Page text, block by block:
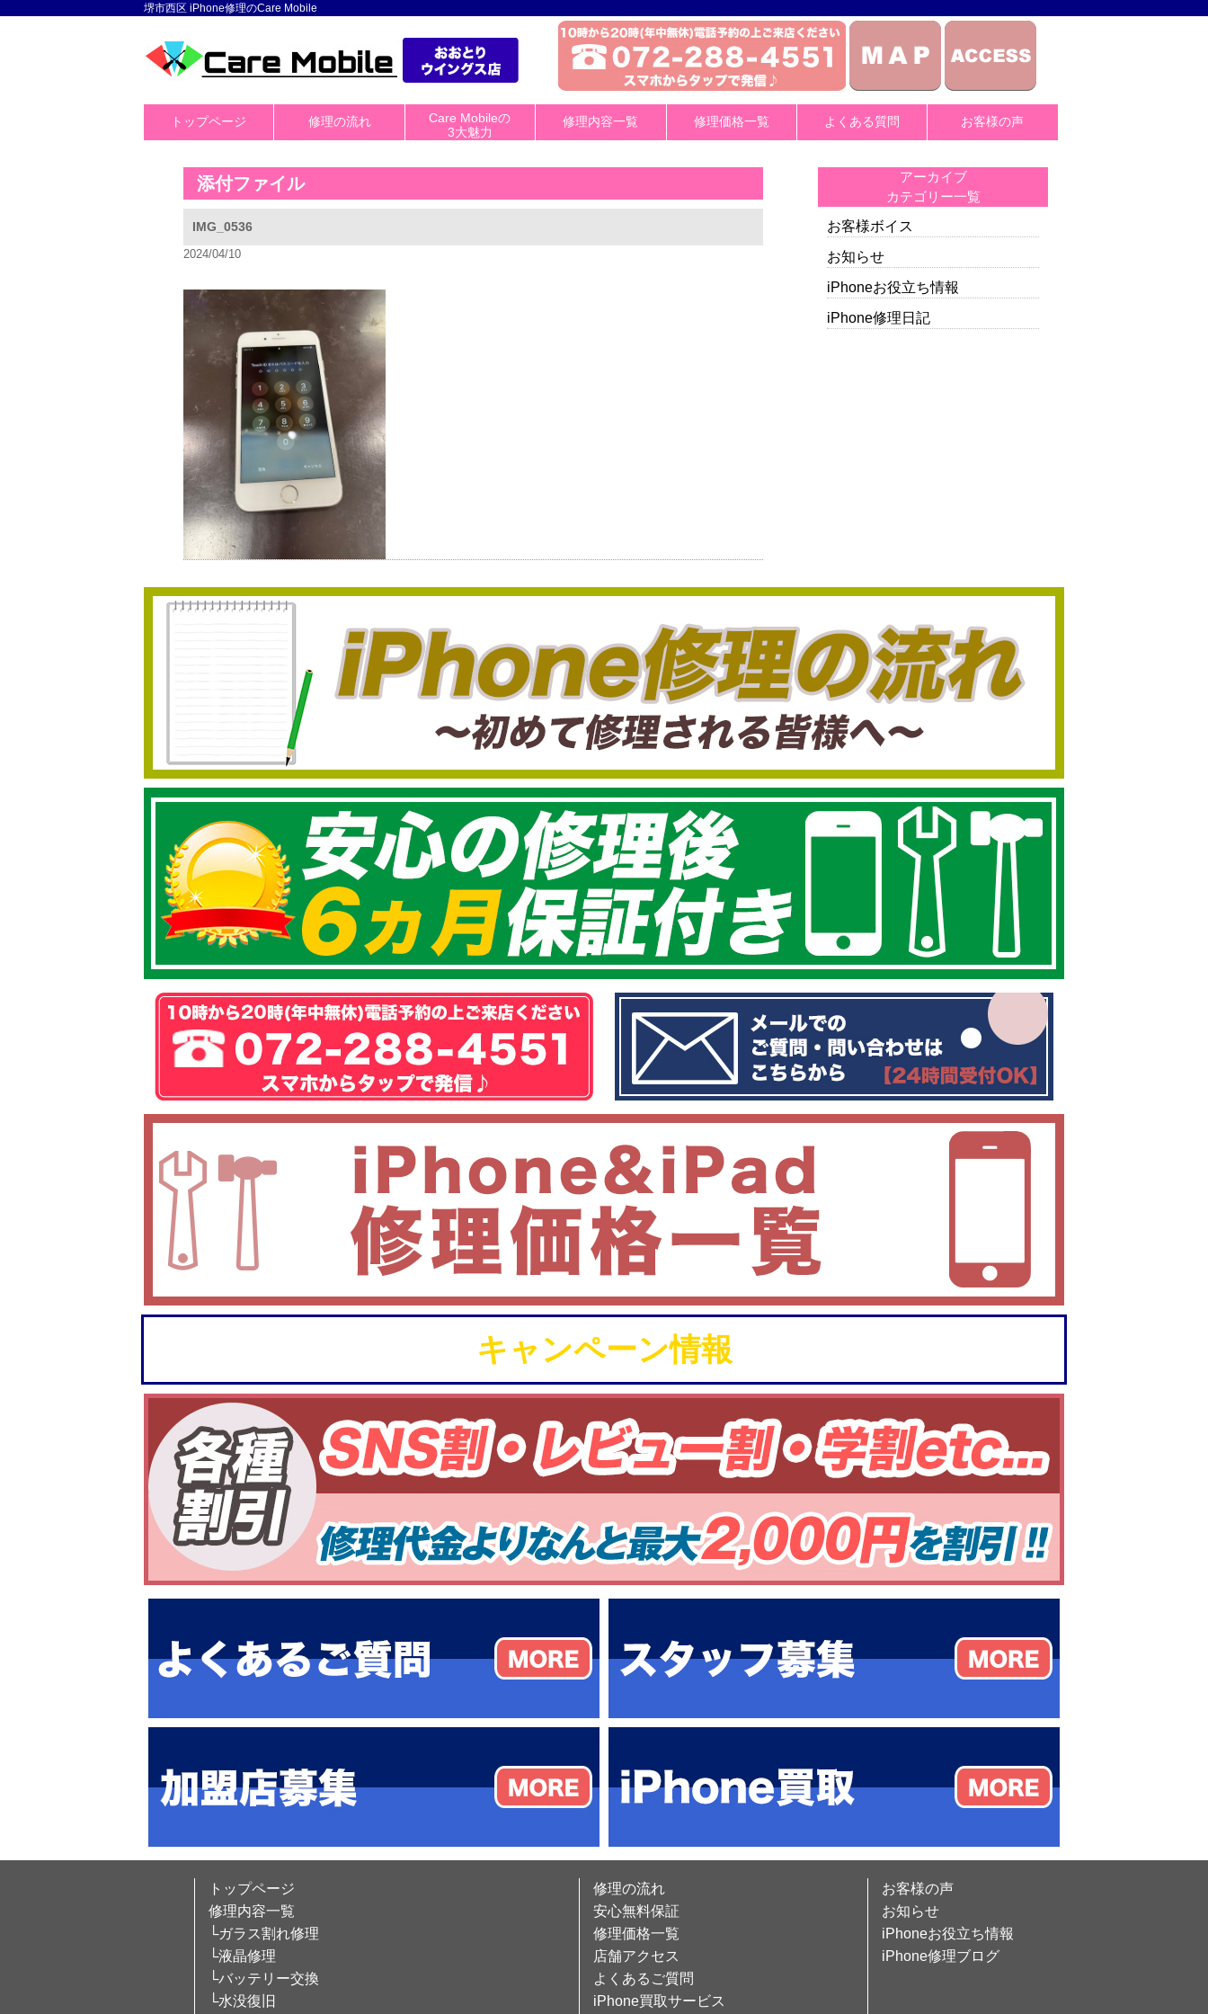
堺市西区 iPhone修理のCare Mobile
トップページ 修理の流れ
Care Mobileの
3大魅力
修理内容一覧 修理価格一覧 よくある質問 お客様の声
添付ファイル
IMG_0536
2024/04/10
アーカイブ
カテゴリー一覧
お客様ボイス
お知らせ
iPhoneお役立ち情報
iPhone修理日記
キャンペーン情報
トップページ
修理内容一覧
└ガラス割れ修理
└液晶修理
└バッテリー交換
└水没復旧
修理の流れ
安心無料保証
修理価格一覧
店舗アクセス
よくあるご質問
iPhone買取サービス
お客様の声
お知らせ
iPhoneお役立ち情報
iPhone修理ブログ